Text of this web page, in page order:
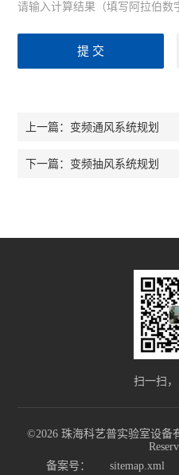
请输入计算结果（填写阿拉伯数
上一篇： 变频通风系统规划
下一篇： 变频抽风系统规划
扫一扫
©2026 珠海科艺普实验室设备
备案号：
sitemap.xml